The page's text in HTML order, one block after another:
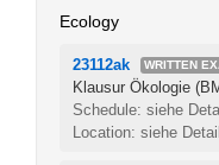
Ecology
23112ak WRITTEN
Klausur Ökologie
Schedule: siehe
Location: siehe